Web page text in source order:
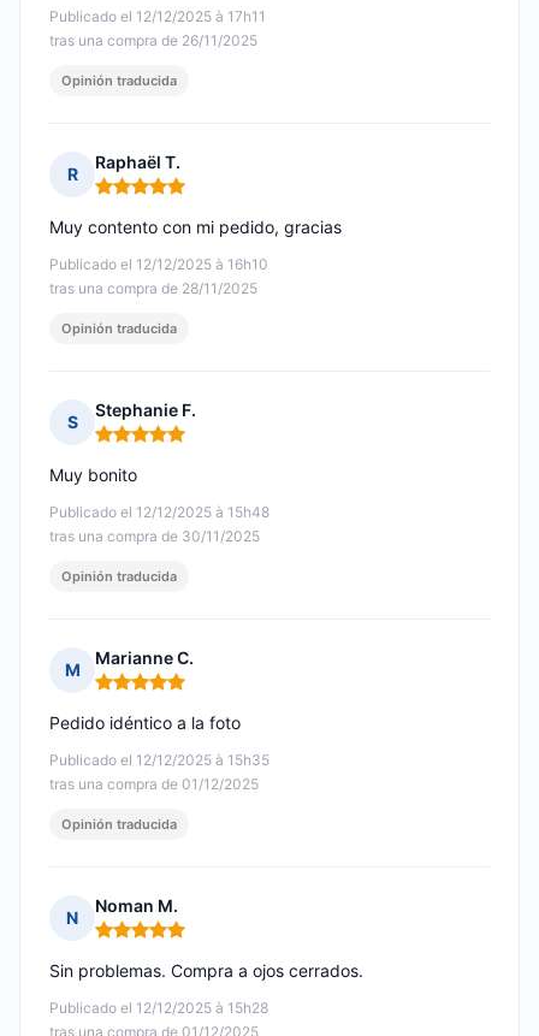
Publicado el 12/12/2025 à 17h11
tras una compra de 26/11/2025
Opinión traducida
R
Raphaël T.
Nota: 5 de 5
Publicado el 12/12/2025 à 16h10
tras una compra de 28/11/2025
Muy contento con mi pedido, gracias
Opinión traducida
S
Stephanie F.
Nota: 5 de 5
Publicado el 12/12/2025 à 15h48
tras una compra de 30/11/2025
Muy bonito
Opinión traducida
M
Marianne C.
Nota: 5 de 5
Publicado el 12/12/2025 à 15h35
tras una compra de 01/12/2025
Pedido idéntico a la foto
Opinión traducida
N
Noman M.
Nota: 5 de 5
Publicado el 12/12/2025 à 15h28
tras una compra de 01/12/2025
Sin problemas. Compra a ojos cerrados.